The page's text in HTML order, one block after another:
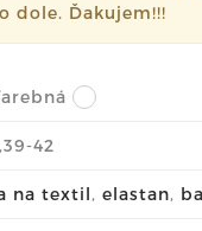
dole. Ďakujem!!!
42
na textil, elastan,